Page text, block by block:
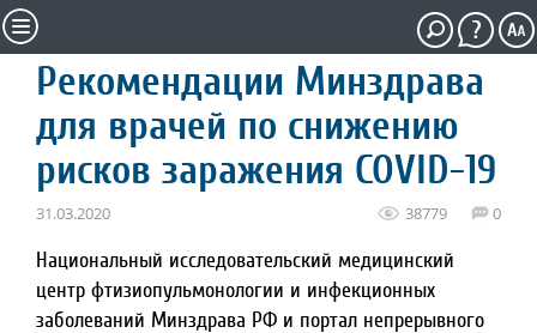
Рекомендации Минздрава
для врачей по снижению
рисков заражения COVID-19
31.03.2020 38779 0
Национальный исследовательский медицинский
центр фтизиопульмонологии и инфекционных
заболеваний Минздрава РФ и портал непрерывного